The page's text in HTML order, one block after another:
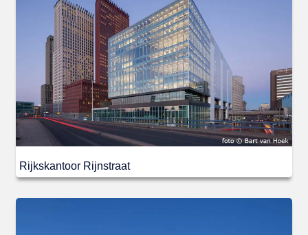
Rijkskantoor Rijnstraat